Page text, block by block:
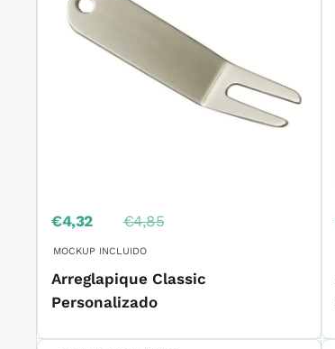
Precio
venta
€4,32
Precio
habitual
€4,85
MOCKUP INCLUIDO
Arreglapique Classic
Personalizado